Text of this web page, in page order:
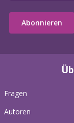
Fragen
Autoren
Abonnieren